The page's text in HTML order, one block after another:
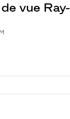
vue Ray-